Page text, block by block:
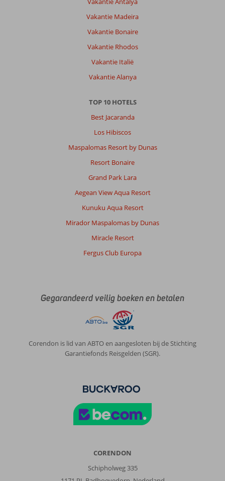
Vakantie Madeira
Vakantie Bonaire
Vakantie Rhodos
Vakantie Italië
Vakantie Alanya
TOP 10 HOTELS
Best Jacaranda
Los Hibiscos
Maspalomas Resort by Dunas
Resort Bonaire
Grand Park Lara
Aegean View Aqua Resort
Kunuku Aqua Resort
Mirador Maspalomas by Dunas
Miracle Resort
Fergus Club Europa
Gegarandeerd veilig boeken en betalen
Corendon is lid van ABTO en aangesloten bij de Stichting
Garantiefonds Reisgelden (SGR).
CORENDON
Schipholweg 335